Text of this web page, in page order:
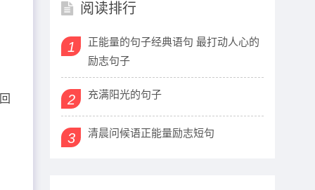
阅读排行
1
正能量的句子经典语句 最打动人心的
励志句子
2 充满阳光的句子
3 清晨问候语正能量励志短句